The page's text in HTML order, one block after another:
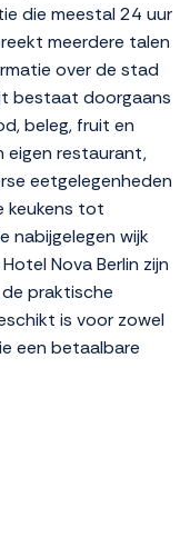
die meestal 24 uur
meerdere talen
over de stad
bestaat doorgaans
beleg, fruit en
eigen restaurant,
eetgelegenheden
keukens tot
nabijgelegen wijk
Nova Berlin zijn
praktische
is voor zowel
een betaalbare